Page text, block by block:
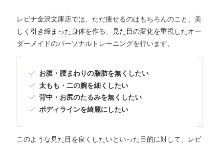
レビナ金沢文庫店では、ただ痩せるのはもちろんのこと、美
しく引き締まった身体を作る、見た目の変化を重視したオー
ダーメイドのパーソナルトレーニングを行います。
お腹・腰まわりの脂肪を無くしたい
太もも・二の腕を細くしたい
背中・お尻のたるみを無くしたい
ボディラインを綺麗にしたい
このような見た目を良くしたいといった目的に対して、レビ